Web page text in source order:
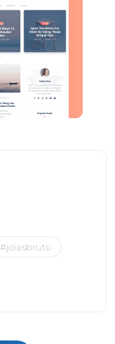
#joiasbruto